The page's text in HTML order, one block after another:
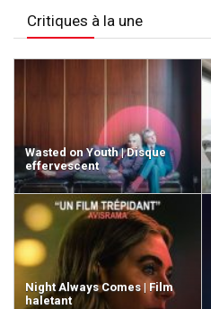
Critiques à la une
Wasted on Youth | Disque
effervescent
Night Always Comes | Film
haletant